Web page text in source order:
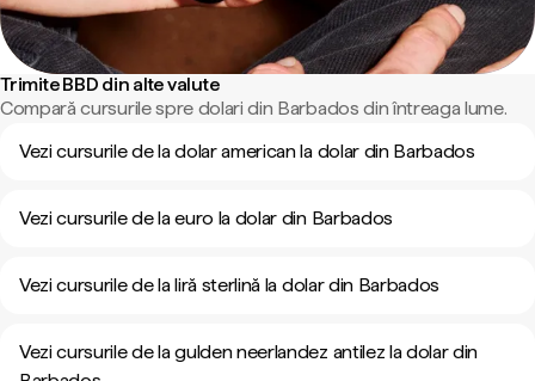
Trimite BBD din alte valute
Compară cursurile spre dolari din Barbados din întreaga lume.
Vezi cursurile de la dolar american la dolar din Barbados
Vezi cursurile de la euro la dolar din Barbados
Vezi cursurile de la liră sterlină la dolar din Barbados
Vezi cursurile de la gulden neerlandez antilez la dolar din